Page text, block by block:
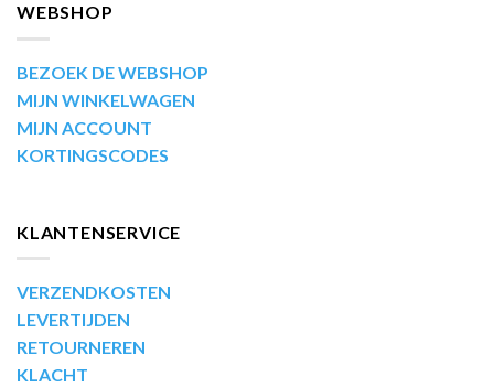
WEBSHOP
BEZOEK DE WEBSHOP
MIJN WINKELWAGEN
MIJN ACCOUNT
KORTINGSCODES
KLANTENSERVICE
VERZENDKOSTEN
LEVERTIJDEN
RETOURNEREN
KLACHT